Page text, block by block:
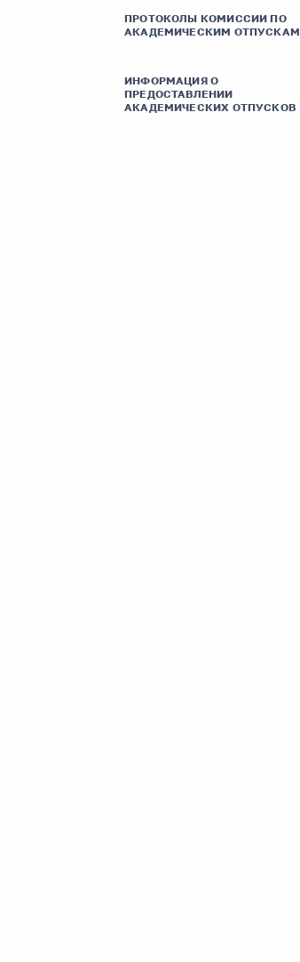
ПРОТОКОЛЫ КОМИССИИ ПО
АКАДЕМИЧЕСКИМ ОТПУСКАМ
ИНФОРМАЦИЯ О
ПРЕДОСТАВЛЕНИИ
АКАДЕМИЧЕСКИХ ОТПУСКОВ